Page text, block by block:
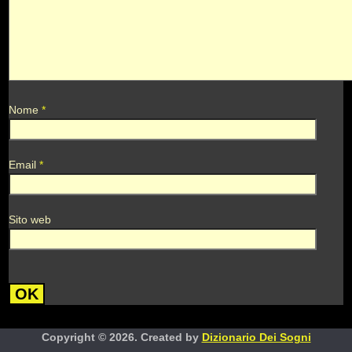
Nome*
Email*
Sito web
Copyright © 2026. Created by Dizionario Dei Sogni